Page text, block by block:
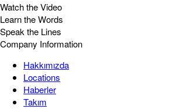
Watch the Video
Learn the Words
Speak the Lines
Company Information
Hakkımızda
Locations
Haberler
Takım